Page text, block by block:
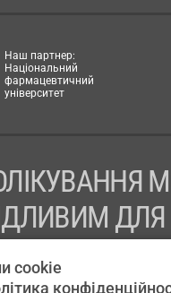
Наш партнер:
Національний
фармацевтичний
університет
cookie